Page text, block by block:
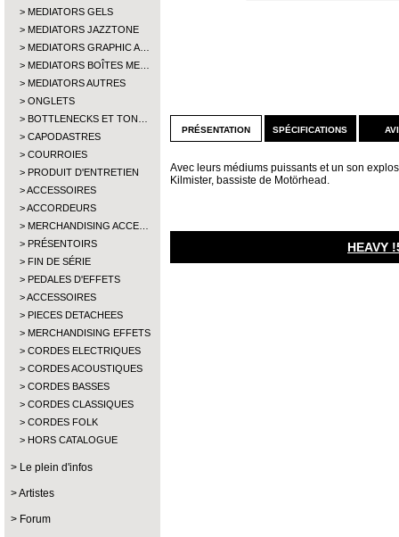
MEDIATORS GELS
MEDIATORS JAZZTONE
MEDIATORS GRAPHIC A…
MEDIATORS BOÎTES ME…
MEDIATORS AUTRES
ONGLETS
BOTTLENECKS ET TON…
CAPODASTRES
COURROIES
PRODUIT D'ENTRETIEN
ACCESSOIRES
ACCORDEURS
MERCHANDISING ACCE…
PRÉSENTOIRS
FIN DE SÉRIE
PEDALES D'EFFETS
ACCESSOIRES
PIECES DETACHEES
MERCHANDISING EFFETS
CORDES ELECTRIQUES
CORDES ACOUSTIQUES
CORDES BASSES
CORDES CLASSIQUES
CORDES FOLK
HORS CATALOGUE
Le plein d'infos
Artistes
Forum
présentation
Avec leurs médiums puissants et un son
Kilmister, bassiste de Motörhead.
spécifications
HEAVY